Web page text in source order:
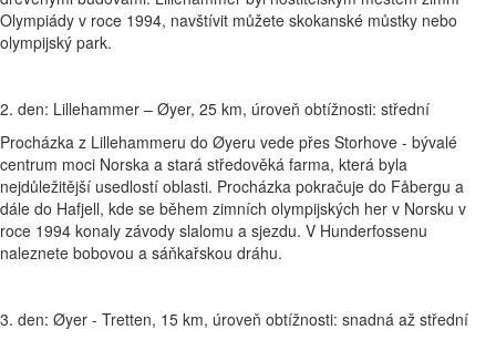
Olympiády v roce 1994, navštívit můžete skokanské můstky nebo
olympijský park.
2. den: Lillehammer – Øyer, 25 km, úroveň obtížnosti: střední
Procházka z Lillehammeru do Øyeru vede přes Storhove - bývalé
centrum moci Norska a stará středověká farma, která byla
nejdůležitější usedlostí oblasti. Procházka pokračuje do Fåbergu a
dále do Hafjell, kde se během zimních olympijských her v Norsku v
roce 1994 konaly závody slalomu a sjezdu. V Hunderfossenu
naleznete bobovou a sáňkařskou dráhu.
3. den: Øyer - Tretten, 15 km, úroveň obtížnosti: snadná až střední